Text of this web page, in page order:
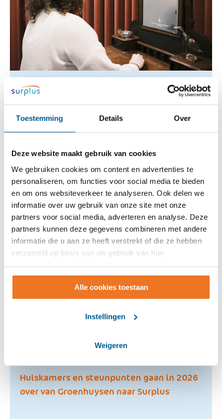
Toestemming Details Over
Deze website maakt gebruik van cookies
We gebruiken cookies om content en advertenties te
personaliseren, om functies voor social media te bieden
en om ons websiteverkeer te analyseren. Ook delen we
informatie over uw gebruik van onze site met onze
partners voor social media, adverteren en analyse. Deze
partners kunnen deze gegevens combineren met andere
informatie die u aan ze heeft verstrekt of die ze hebben
verzameld op basis van uw gebruik van hun
services. Onder 'Instellingen' kunt u uw voorkeuren
wijzigen.
Alle cookies toestaan
Instellingen
Weigeren
AI-spiegel legt keuze over AI in zorg en
sociaal werk bij mensen zelf
01-05-2026
Wat betekent kunstmatige intelligentie voor het
dagelijks leven van mensen en voor het werk van
professionals in zorg en sociaal werk? Met de AI-
spiegel onderzoekt ...
Huiskamers en steunpunten gaan in 2026
over van Groenhuysen naar Surplus